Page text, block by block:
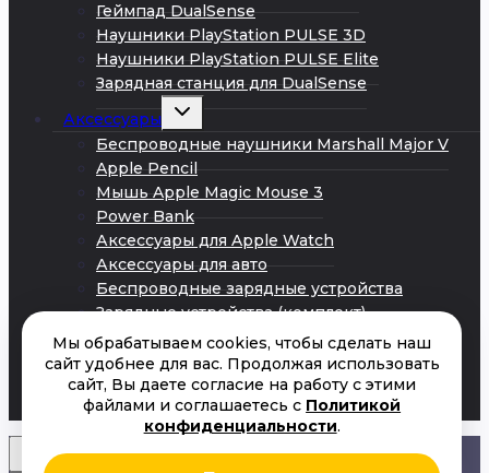
Мы обрабатываем cookies, чтобы сделать наш
сайт удобнее для вас. Продолжая использовать
сайт, Вы даете согласие на работу с этими
файлами и соглашаетесь с Политикой
конфиденциальности.
Геймпад DualSense
Наушники PlayStation PULSE 3D
Наушники PlayStation PULSE Elite
Зарядная станция для DualSense
Аксессуары
Развернуть
меню
Беспроводные наушники Marshall Major V
Apple Pencil
Мышь Apple Magic Mouse 3
Power Bank
Аксессуары для Apple Watch
Аксессуары для авто
Беспроводные зарядные устройства
Зарядные устройства (комплект)
Кабели Android
Кабели iPhone
Сетевые адаптеры питания
Акции